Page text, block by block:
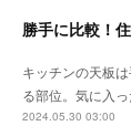
キッチンの天板
る部位。気に入
2024.05.30 03:00